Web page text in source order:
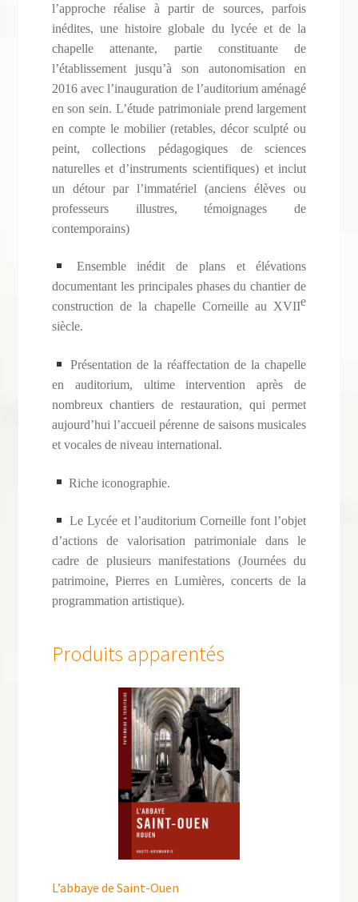
l’approche réalise à partir de sources, parfois
inédites, une histoire globale du lycée et de la
chapelle attenante, partie constituante de
l’établissement jusqu’à son autonomisation en
2016 avec l’inauguration de l’auditorium aménagé
en son sein. L’étude patrimoniale prend largement
en compte le mobilier (retables, décor sculpté ou
peint, collections pédagogiques de sciences
naturelles et d’instruments scientifiques) et inclut
un détour par l’immatériel (anciens élèves ou
professeurs illustres, témoignages de
contemporains)
Ensemble inédit de plans et élévations
documentant les principales phases du chantier de
construction de la chapelle Corneille au XVIIe
siècle.
Présentation de la réaffectation de la chapelle
en auditorium, ultime intervention après de
nombreux chantiers de restauration, qui permet
aujourd’hui l’accueil pérenne de saisons musicales
et vocales de niveau international.
Riche iconographie.
Le Lycée et l’auditorium Corneille font l’objet
d’actions de valorisation patrimoniale dans le
cadre de plusieurs manifestations (Journées du
patrimoine, Pierres en Lumières, concerts de la
programmation artistique).
Produits apparentés
L’abbaye de Saint-Ouen